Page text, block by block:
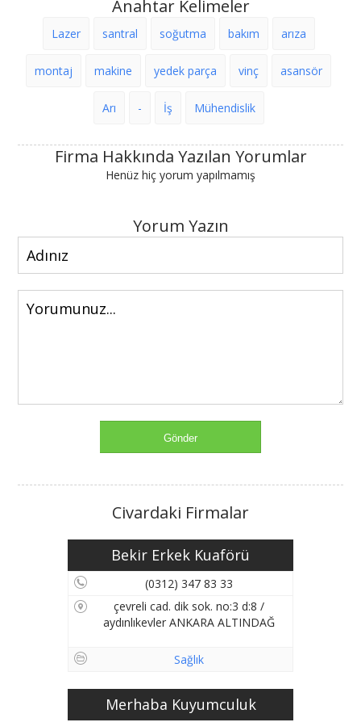
Anahtar Kelimeler
Lazer santral soğutma bakım arıza
montaj makine yedek parça vinç asansör
Arı - İş Mühendislik
Firma Hakkında Yazılan Yorumlar
Henüz hiç yorum yapılmamış
Yorum Yazın
Civardaki Firmalar
Bekir Erkek Kuaförü
(0312) 347 83 33
çevreli cad. dik sok. no:3 d:8 /
aydınlıkevler ANKARA ALTINDAĞ
Sağlık
Merhaba Kuyumculuk